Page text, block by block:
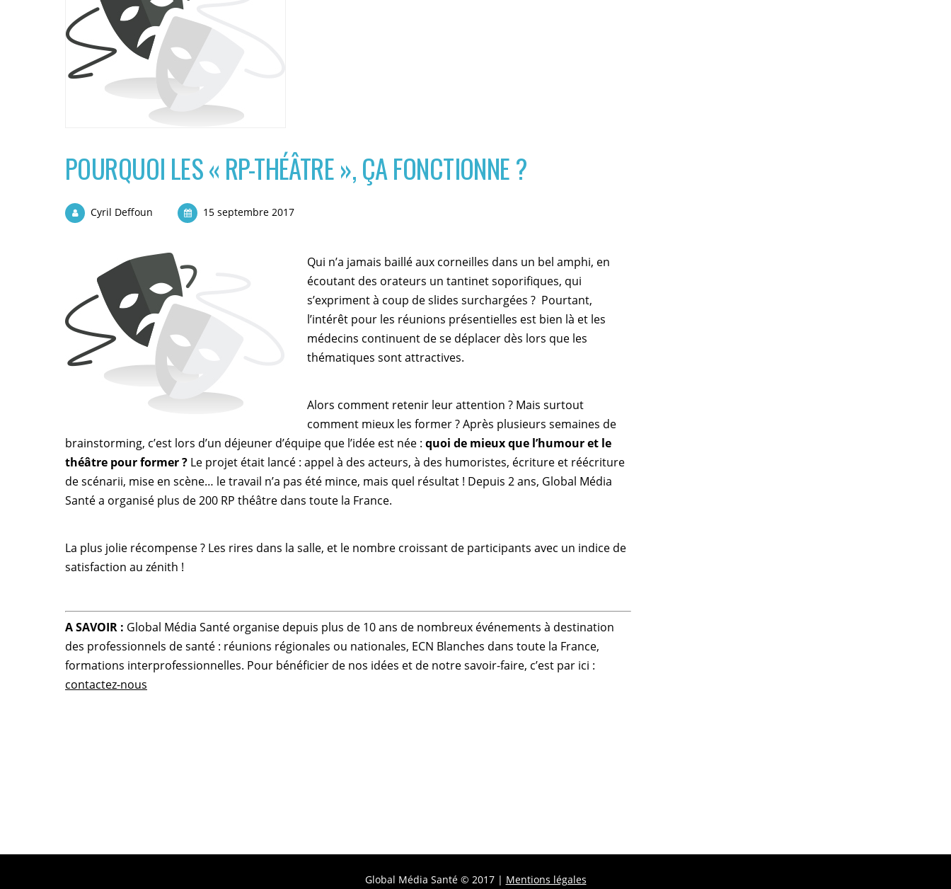
POURQUOI LES « RP-THÉÂTRE », ÇA FONCTIONNE ?
Cyril Deffoun 15 septembre 2017
Qui n’a jamais baillé aux corneilles dans un bel amphi, en
écoutant des orateurs un tantinet soporifiques, qui
s’expriment à coup de slides surchargées ? Pourtant,
l’intérêt pour les réunions présentielles est bien là et les
médecins continuent de se déplacer dès lors que les
thématiques sont attractives.
Alors comment retenir leur attention ? Mais surtout
comment mieux les former ? Après plusieurs semaines de
brainstorming, c’est lors d’un déjeuner d’équipe que l’idée est née : quoi de mieux que l’humour et le
théâtre pour former ? Le projet était lancé : appel à des acteurs, à des humoristes, écriture et réécriture
de scénarii, mise en scène… le travail n’a pas été mince, mais quel résultat ! Depuis 2 ans, Global Média
Santé a organisé plus de 200 RP théâtre dans toute la France.
La plus jolie récompense ? Les rires dans la salle, et le nombre croissant de participants avec un indice de
satisfaction au zénith !
A SAVOIR : Global Média Santé organise depuis plus de 10 ans de nombreux événements à destination
des professionnels de santé : réunions régionales ou nationales, ECN Blanches dans toute la France,
formations interprofessionnelles. Pour bénéficier de nos idées et de notre savoir-faire, c’est par ici :
contactez-nous
Global Média Santé © 2017 | Mentions légales